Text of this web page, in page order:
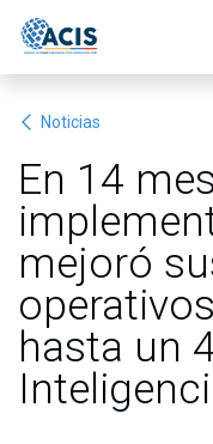
Noticias
En 14
mejoró
hasta un